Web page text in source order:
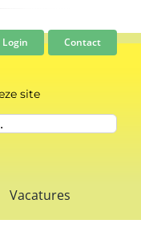
Login Contact
site
Vacatures